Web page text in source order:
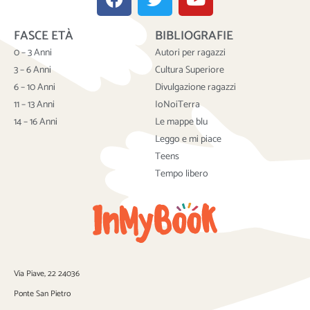
a
c
w
i
t
t
e
r
o
u
t
u
b
e
FASCE ETÀ
0 – 3 Anni
3 – 6 Anni
6 – 10 Anni
11 – 13 Anni
14 – 16 Anni
BIBLIOGRAFIE
Autori per ragazzi
Cultura Superiore
Divulgazione ragazzi
IoNoiTerra
Le mappe blu
Leggo e mi piace
Teens
Tempo libero
Via Piave, 22 24036
Ponte San Pietro